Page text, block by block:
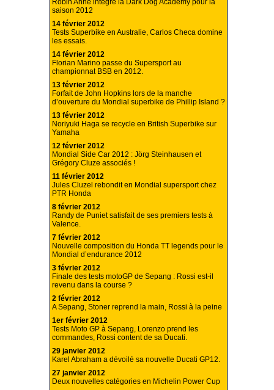
Robin Anne intègre la Dark Dog Academy pour la
saison 2012
14 février 2012
Tests Superbike en Australie, Carlos Checa domine
les essais.
14 février 2012
Florian Marino passe du Supersport au
championnat BSB en 2012.
13 février 2012
Forfait de John Hopkins lors de la manche
d’ouverture du Mondial superbike de Phillip Island ?
13 février 2012
Noriyuki Haga se recycle en British Superbike sur
Yamaha
12 février 2012
Mondial Side Car 2012 : Jörg Steinhausen et
Grégory Cluze associés !
11 février 2012
Jules Cluzel rebondit en Mondial supersport chez
PTR Honda
8 février 2012
Randy de Puniet satisfait de ses premiers tests à
Valence.
7 février 2012
Nouvelle composition du Honda TT legends pour le
Mondial d’endurance 2012
3 février 2012
Finale des tests motoGP de Sepang : Rossi est-il
revenu dans la course ?
2 février 2012
A Sepang, Stoner reprend la main, Rossi à la peine
1er février 2012
Tests Moto GP à Sepang, Lorenzo prend les
commandes, Rossi content de sa Ducati.
29 janvier 2012
Karel Abraham a dévoilé sa nouvelle Ducati GP12.
27 janvier 2012
Deux nouvelles catégories en Michelin Power Cup